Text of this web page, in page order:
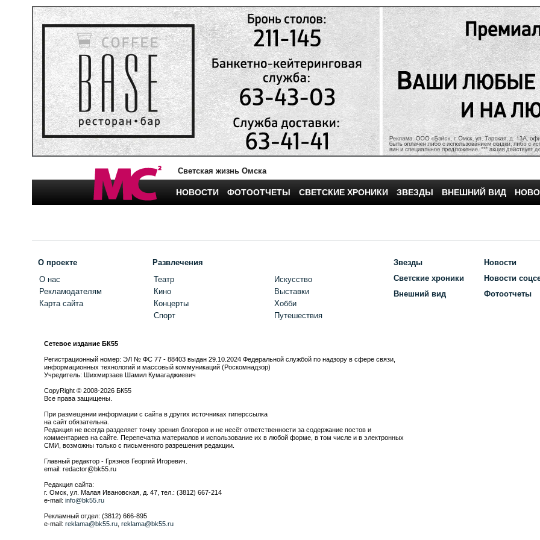
Светская жизнь Омска
НОВОСТИ ФОТООТЧЕТЫ СВЕТСКИЕ ХРОНИКИ ЗВЕЗДЫ ВНЕШНИЙ ВИД
О проекте
О нас
Рекламодателям
Карта сайта
Развлечения
Театр
Кино
Концерты
Спорт
Искусство
Выставки
Хобби
Путешествия
Звезды
Светские хроники
Внешний вид
Новости
Новости
Фотоотчеты
Сетевое издание БК55
Регистрационный номер: ЭЛ № ФС 77 - 88403 выдан 29.10.2024 Федеральной службой по надзору в сфере связи,
информационных технологий и массовый коммуникаций (Роскомнадзор)
Учредитель: Шихмирзаев Шамил Кумагаджиевич
CopyRight © 2008-2026 БК55
Все права защищены.
При размещении информации с сайта в других источниках гиперссылка
на сайт обязательна.
Редакция не всегда разделяет точку зрения блогеров и не несёт ответственности за содержание постов и
комментариев на сайте. Перепечатка материалов и использование их в любой форме, в том числе и в электронных
СМИ, возможны только с письменного разрешения редакции.
Главный редактор - Грязнов Георгий Игоревич.
email: redactor@bk55.ru
Редакция сайта:
г. Омск, ул. Малая Ивановская, д. 47, тел.: (3812) 667-214
e-mail: info@bk55.ru
Рекламный отдел: (3812) 666-895
e-mail: reklama@bk55.ru reklama@bk55.ru